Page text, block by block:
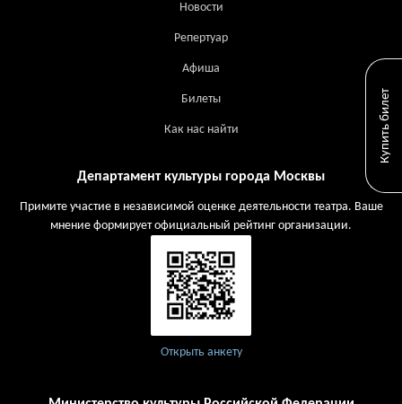
Купить билет
Новости
Репертуар
Афиша
Билеты
Как нас найти
Департамент культуры города Москвы
Примите участие в независимой оценке деятельности театра. Ваше
мнение формирует официальный рейтинг организации.
Открыть анкету